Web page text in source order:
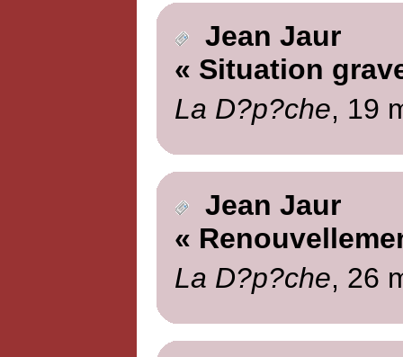
Jean Jaur
« Situation
La D?p?che, 19
Jean Jaur
«
La D?p?che, 26